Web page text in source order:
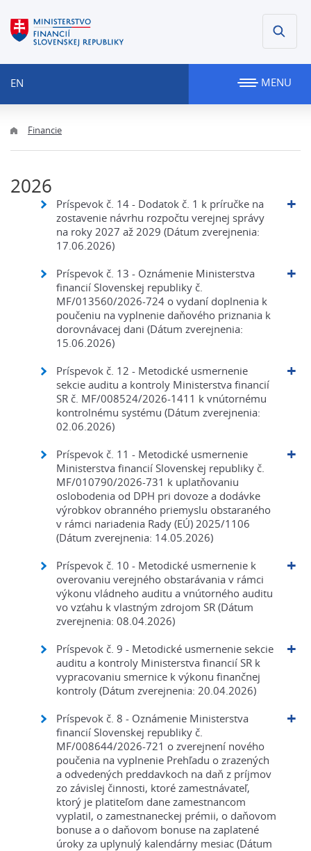
EN MENU
Financie
2026
Príspevok č. 14 - Dodatok č. 1 k príručke na
zostavenie návrhu rozpočtu verejnej správy
na roky 2027 až 2029 (Dátum zverejnenia:
17.06.2026)
Príspevok č. 13 - Oznámenie Ministerstva
financií Slovenskej republiky č.
MF/013560/2026-724 o vydaní doplnenia k
poučeniu na vyplnenie daňového priznania k
dorovnávacej dani (Dátum zverejnenia:
15.06.2026)
Príspevok č. 12 - Metodické usmernenie
sekcie auditu a kontroly Ministerstva financií
SR č. MF/008524/2026-1411 k vnútornému
kontrolnému systému (Dátum zverejnenia:
02.06.2026)
Príspevok č. 11 - Metodické usmernenie
Ministerstva financií Slovenskej republiky č.
MF/010790/2026-731 k uplatňovaniu
oslobodenia od DPH pri dovoze a dodávke
výrobkov obranného priemyslu obstaraného
v rámci nariadenia Rady (EÚ) 2025/1106
(Dátum zverejnenia: 14.05.2026)
Príspevok č. 10 - Metodické usmernenie k
overovaniu verejného obstarávania v rámci
výkonu vládneho auditu a vnútorného auditu
vo vzťahu k vlastným zdrojom SR (Dátum
zverejnenia: 08.04.2026)
Príspevok č. 9 - Metodické usmernenie sekcie
auditu a kontroly Ministerstva financií SR k
vypracovaniu smernice k výkonu finančnej
kontroly (Dátum zverejnenia: 20.04.2026)
Príspevok č. 8 - Oznámenie Ministerstva
financií Slovenskej republiky č.
MF/008644/2026-721 o zverejnení nového
poučenia na vyplnenie Prehľadu o zrazených
a odvedených preddavkoch na daň z príjmov
zo závislej činnosti, ktoré zamestnávateľ,
ktorý je platiteľom dane zamestnancom
vyplatil, o zamestnaneckej prémii, o daňovom
bonuse a o daňovom bonuse na zaplatené
úroky za uplynulý kalendárny mesiac (Dátum